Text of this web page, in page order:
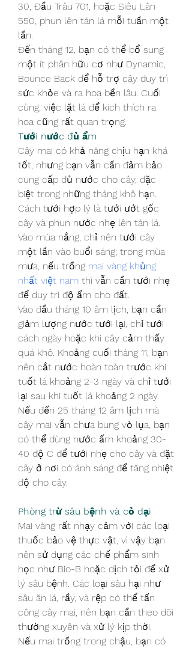
30, Đầu Trâu 701, hoặc Siêu Lân
550, phun lên tán lá mỗi tuần một
lần.
Đến tháng 12, bạn có thể bổ sung
một ít phân hữu cơ như Dynamic,
Bounce Back để hỗ trợ cây duy trì
sức khỏe và ra hoa bền lâu. Cuối
cùng, việc lặt lá để kích thích ra
hoa cũng rất quan trọng.
Tưới nước đủ ẩm
Cây mai có khả năng chịu hạn khá
tốt, nhưng bạn vẫn cần đảm bảo
cung cấp đủ nước cho cây, đặc
biệt trong những tháng khô hạn.
Cách tưới hợp lý là tưới ướt gốc
cây và phun nước nhẹ lên tán lá.
Vào mùa nắng, chỉ nên tưới cây
một lần vào buổi sáng; trong mùa
mưa, nếu trồng mai vàng khủng
nhất việt nam thì vẫn cần tưới nhẹ
để duy trì độ ẩm cho đất.
Vào đầu tháng 10 âm lịch, bạn cần
giảm lượng nước tưới lại, chỉ tưới
cách ngày hoặc khi cây cảm thấy
quá khô. Khoảng cuối tháng 11, bạn
nên cắt nước hoàn toàn trước khi
tuốt lá khoảng 2-3 ngày và chỉ tưới
lại sau khi tuốt lá khoảng 2 ngày.
Nếu đến 25 tháng 12 âm lịch mà
cây mai vẫn chưa bung vỏ lụa, bạn
có thể dùng nước ấm khoảng 30-
40 độ C để tưới nhẹ cho cây và đặt
cây ở nơi có ánh sáng để tăng nhiệt
độ cho cây.
Phòng trừ sâu bệnh và cỏ dại
Mai vàng rất nhạy cảm với các loại
thuốc bảo vệ thực vật, vì vậy bạn
nên sử dụng các chế phẩm sinh
học như Bio-B hoặc dịch tỏi để xử
lý sâu bệnh. Các loại sâu hại như
sâu ăn lá, rầy, và rệp có thể tấn
công cây mai, nên bạn cần theo dõi
thường xuyên và xử lý kịp thời.
Nếu mai trồng trong chậu, bạn có